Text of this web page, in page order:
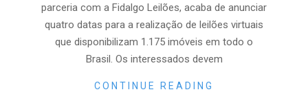
parceria com a Fidalgo Leilões, acaba de anunciar
quatro datas para a realização de leilões virtuais
que disponibilizam 1.175 imóveis em todo o
Brasil. Os interessados devem
CONTINUE READING